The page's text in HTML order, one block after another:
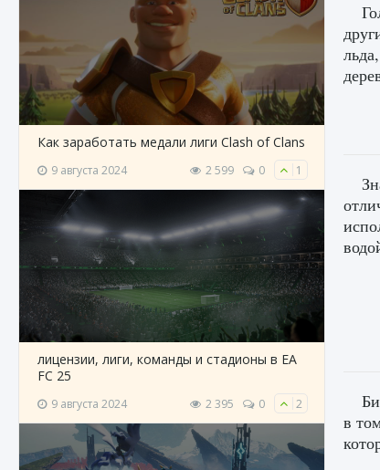
Как заработать медали лиги Clash of Clans
9 августа 2024 2 599 0 1
лицензии, лиги, команды и стадионы в EA
FC 25
9 августа 2024 2 395 0 2
в